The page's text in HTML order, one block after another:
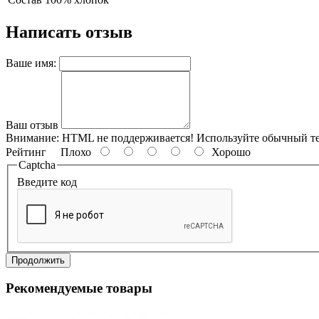
Написать отзыв
Ваше имя:
Ваш отзыв
Внимание: HTML не поддерживается! Используйте обычный
Рейтинг Плохо
Хорошо
Captcha
Введите код
Продолжить
Рекомендуемые товары